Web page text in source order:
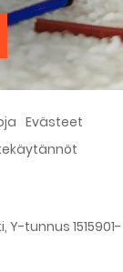
Evästeet
tunnus 1515901-